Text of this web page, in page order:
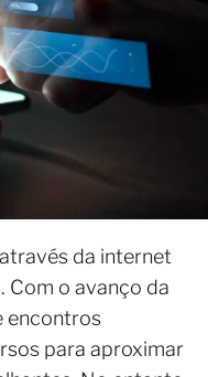
da internet
Com o avanço da
encontros
para aproximar